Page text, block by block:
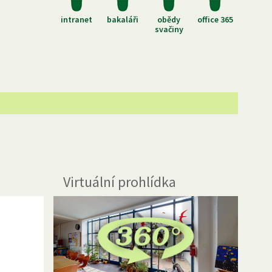
intranet bakaláři
obědy
svačiny
office 365
Virtuální prohlídka